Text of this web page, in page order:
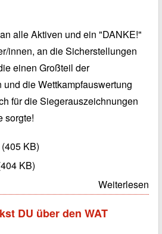
alle Aktiven und ein "DANKE!"
innen, an die Sicherstellungen
einen Großteil der
die Wettkampfauswertung
für die Siegerauszeichnungen
sorgte!
(405 KB)
KB)
Weiterlesen
DU über den WAT